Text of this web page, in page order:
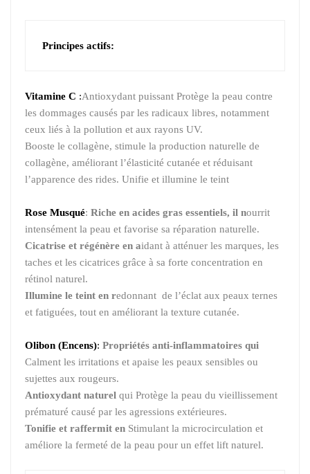
Principes actifs:
Vitamine C :Antioxydant puissant Protège la peau contre
les dommages causés par les radicaux libres, notamment
ceux liés à la pollution et aux rayons UV.
Booste le collagène, stimule la production naturelle de
collagène, améliorant l’élasticité cutanée et réduisant
l’apparence des rides. Unifie et illumine le teint
Rose Musqué: Riche en acides gras essentiels, il nourrit
intensément la peau et favorise sa réparation naturelle.
Cicatrise et régénère en aidant à atténuer les marques, les
taches et les cicatrices grâce à sa forte concentration en
rétinol naturel.
Illumine le teint en redonnant de l’éclat aux peaux ternes
et fatiguées, tout en améliorant la texture cutanée.
Olibon (Encens): Propriétés anti-inflammatoires qui
Calment les irritations et apaise les peaux sensibles ou
sujettes aux rougeurs.
Antioxydant naturel qui Protège la peau du vieillissement
prématuré causé par les agressions extérieures.
Tonifie et raffermit en Stimulant la microcirculation et
améliore la fermeté de la peau pour un effet lift naturel.